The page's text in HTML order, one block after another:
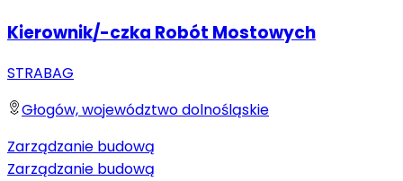
Kierownik/-czka Robót Mostowych
STRABAG
Głogów, województwo dolnośląskie
Zarządzanie budową
Zarządzanie budową